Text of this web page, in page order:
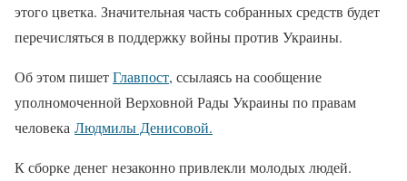
этого цветка. Значительная часть собранных средств будет
перечисляться в поддержку войны против Украины.
Об этом пишетГлавпост, ссылаясь на сообщение
уполномоченной Верховной Рады Украины по правам
человека Людмилы Денисовой.
К сборке денег незаконно привлекли молодых людей.